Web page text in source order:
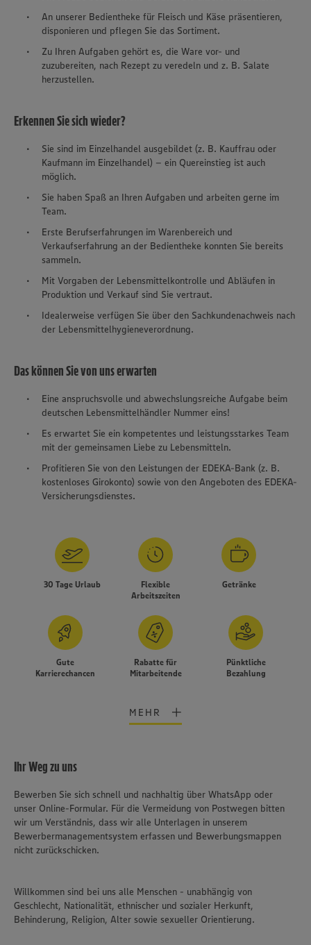
An unserer Bedientheke für Fleisch und Käse präsentieren,
disponieren und pflegen Sie das Sortiment.
Zu Ihren Aufgaben gehört es, die Ware vor- und
zuzubereiten, nach Rezept zu veredeln und z. B. Salate
herzustellen.
Erkennen Sie sich wieder?
Sie sind im Einzelhandel ausgebildet (z. B. Kauffrau oder
Kaufmann im Einzelhandel) – ein Quereinstieg ist auch
möglich.
Sie haben Spaß an Ihren Aufgaben und arbeiten gerne im
Team.
Erste Berufserfahrungen im Warenbereich und
Verkaufserfahrung an der Bedientheke konnten Sie bereits
sammeln.
Mit Vorgaben der Lebensmittelkontrolle und Abläufen in
Produktion und Verkauf sind Sie vertraut.
Idealerweise verfügen Sie über den Sachkundenachweis nach
der Lebensmittelhygieneverordnung.
Das können Sie von uns erwarten
Eine anspruchsvolle und abwechslungsreiche Aufgabe beim
deutschen Lebensmittelhändler Nummer eins!
Es erwartet Sie ein kompetentes und leistungsstarkes Team
mit der gemeinsamen Liebe zu Lebensmitteln.
Profitieren Sie von den Leistungen der EDEKA-Bank (z. B.
kostenloses Girokonto) sowie von den Angeboten des EDEKA-
Versicherungsdienstes.
30 Tage Urlaub
Flexible
Arbeitszeiten
Getränke
Gute
Karrierechancen
Rabatte für
Mitarbeitende
Pünktliche
Bezahlung
MEHR
Ihr Weg zu uns
Bewerben Sie sich schnell und nachhaltig über WhatsApp oder
unser Online-Formular. Für die Vermeidung von Postwegen bitten
wir um Verständnis, dass wir alle Unterlagen in unserem
Bewerbermanagementsystem erfassen und Bewerbungsmappen
nicht zurückschicken.
Willkommen sind bei uns alle Menschen - unabhängig von
Geschlecht, Nationalität, ethnischer und sozialer Herkunft,
Behinderung, Religion, Alter sowie sexueller Orientierung.